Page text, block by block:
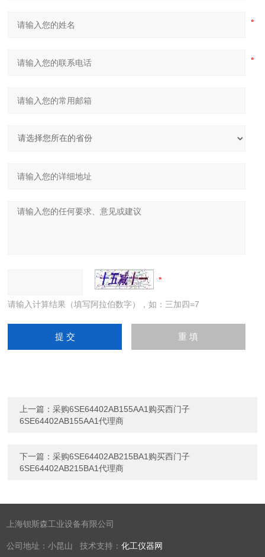
请输入计算结果（填写阿拉伯数字），如：三加四=7
上一篇：采购6SE64402AB155AA1购买西门子
6SE64402AB155AA1代理商
下一篇：采购6SE64402AB215BA1购买西门子
6SE64402AB215BA1代理商
上海钡斯森工业设备有限公司
公司地址：小昆山 技术支持：化工仪器网